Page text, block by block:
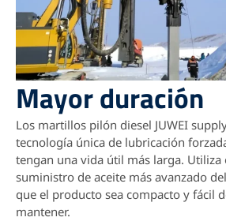
Mayor duración
Los martillos pilón diesel JUWEI
tecnología única de lubricación
tengan una vida útil más larga. Utiliza
suministro de aceite más avanzado
que el producto sea compacto y fácil
mantener.